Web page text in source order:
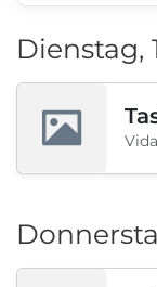
Dienstag,